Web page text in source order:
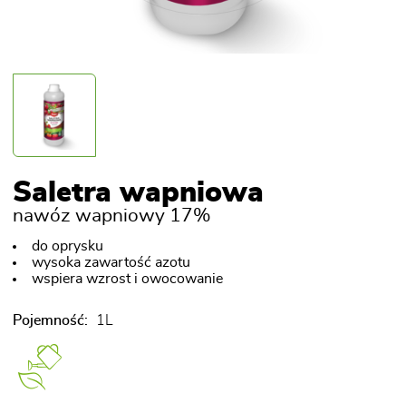
Saletra wapniowa
nawóz wapniowy 17%
do oprysku
wysoka zawartość azotu
wspiera wzrost i owocowanie
Pojemność: 1L